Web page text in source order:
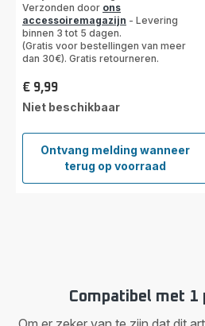
Ontvang melding wanneer
terug op voorraad
Mondstuk
voor
Verzonden door ons
accessoiremagazijn - Levering
binnen 3 tot 5 dagen.
(Gratis voor bestellingen van meer
dan 30€). Gratis retourneren.
Prijs
€ 9,99
Niet beschikbaar
Compatibel met 1